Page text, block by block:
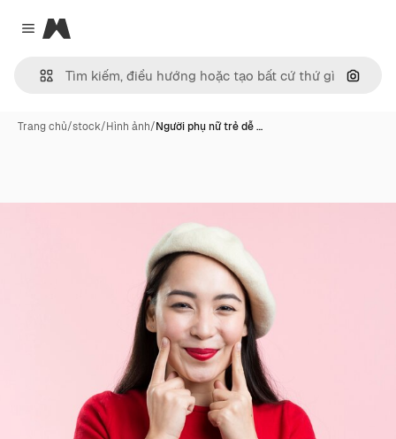
Close menu
Magnific
Tìm
Trang chủ/stock/Hình ảnh/Người phụ nữ trẻ dễ …